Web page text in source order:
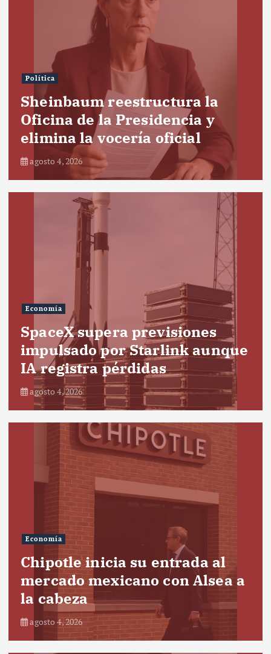
Política
Sheinbaum reestructura la
Oficina de la Presidencia y
elimina la vocería oficial
agosto 4, 2026
Economía
SpaceX supera previsiones
impulsado por Starlink aunque
IA registra pérdidas
agosto 4, 2026
Economía
Chipotle inicia su entrada al
mercado mexicano con Alsea a
la cabeza
agosto 4, 2026